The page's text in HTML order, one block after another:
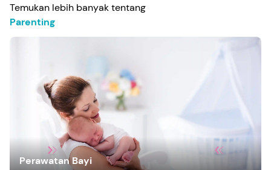
Temukan lebih banyak tentang
Parenting
Perawatan Bayi